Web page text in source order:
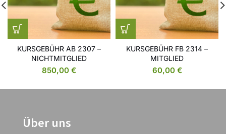
KURSGEBÜHR AB 2307 –
NICHTMITGLIED
850,00 €
KURSGEBÜHR FB 2314 –
MITGLIED
60,00 €
Über uns